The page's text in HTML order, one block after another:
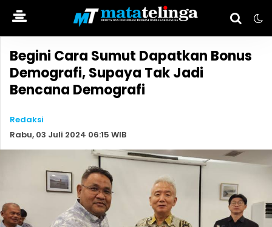
Begini Cara Sumut Dapatkan Bonus
Demografi, Supaya Tak Jadi
Bencana Demografi
Redaksi
Rabu, 03 Juli 2024 06:15 WIB